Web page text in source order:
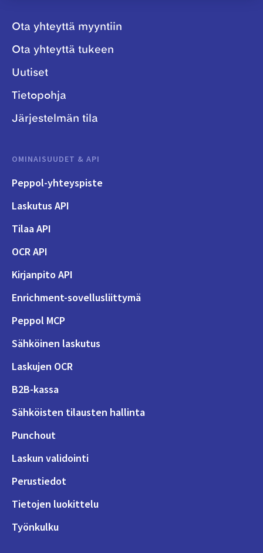
Ota yhteyttä myyntiin
Ota yhteyttä tukeen
Uutiset
Tietopohja
Järjestelmän tila
OMINAISUUDET & API
Peppol-yhteyspiste
Laskutus API
Tilaa API
OCR API
Kirjanpito API
Enrichment-sovellusliittymä
Peppol MCP
Sähköinen laskutus
Laskujen OCR
B2B-kassa
Sähköisten tilausten hallinta
Punchout
Laskun validointi
Perustiedot
Tietojen luokittelu
Työnkulku